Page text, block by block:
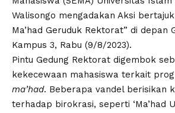
Walisongo mengadakan Aksi
Ma’had Geruduk Rektorat” di depan
Kampus 3, Rabu (9/8/2023).
Pintu Gedung Rektorat digembok
kekecewaan mahasiswa terkait
ma’had. Beberapa vandel berisikan
terhadap birokrasi, seperti ‘Ma’had